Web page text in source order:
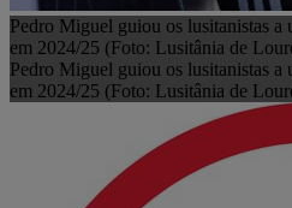
Pedro Miguel guiou os lusitanistas a
em 2024/25 (Foto: Lusitânia de
Pedro Miguel guiou os lusitanistas a
em 2024/25 (Foto: Lusitânia de